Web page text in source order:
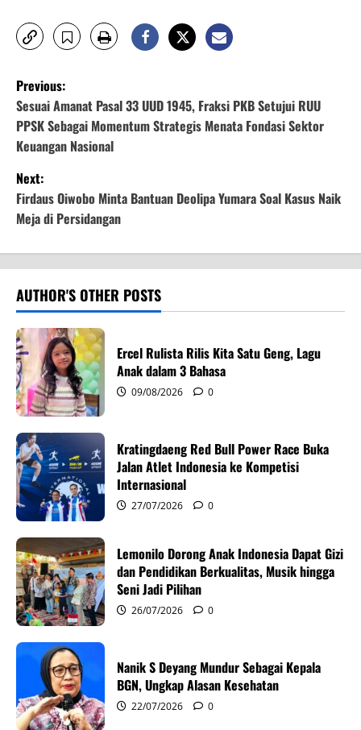
P
o
s
t
n
a
v
i
g
a
t
i
o
n
Previous:
Sesuai Amanat Pasal 33 UUD 1945, Fraksi PKB Setujui RUU
PPSK Sebagai Momentum Strategis Menata Fondasi Sektor
Keuangan Nasional
Next:
Firdaus Oiwobo Minta Bantuan Deolipa Yumara Soal Kasus Naik
Meja di Persidangan
AUTHOR'S OTHER POSTS
Ercel Rulista Rilis Kita Satu Geng, Lagu
Anak dalam 3 Bahasa
09/08/2026 0
Kratingdaeng Red Bull Power Race Buka
Jalan Atlet Indonesia ke Kompetisi
Internasional
27/07/2026 0
Lemonilo Dorong Anak Indonesia Dapat Gizi
dan Pendidikan Berkualitas, Musik hingga
Seni Jadi Pilihan
26/07/2026 0
Nanik S Deyang Mundur Sebagai Kepala
BGN, Ungkap Alasan Kesehatan
22/07/2026 0